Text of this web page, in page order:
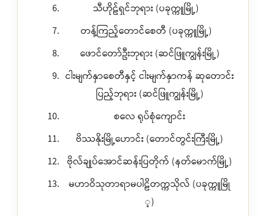
သီဟိုဠ်ရှင်ဘုရား (ပခုက္ကူမြို့)
တန့်ကြည့်တောင်စေတီ (ပခုက္ကူမြို့)
ဖောင်တော်ဦးဘုရား (ဆင်ဖြူကျွန်းမြို့)
ငါးမျက်နှာစေတီနှင့် ငါးမျက်နှာကန် ဆုတောင်း
ပြည့်ဘုရား (ဆင်ဖြူကျွန်းမြို့)
စလေ ရုပ်စုံကျောင်း
ဗိဿနိုးမြို့ဟောင်း (တောင်တွင်းကြီးမြို့)
ဗိုလ်ချုပ်အောင်ဆန်းပြတိုက် (နတ်မောက်မြို့)
မဟာဝိသုတာရာမပါဠိတက္ကသိုလ် (ပခုက္ကူမြို
့)